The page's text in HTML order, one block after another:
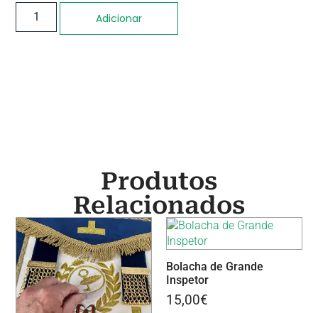
Adicionar
Produtos
Relacionados
Bolacha de Grande
Inspetor
15,00€